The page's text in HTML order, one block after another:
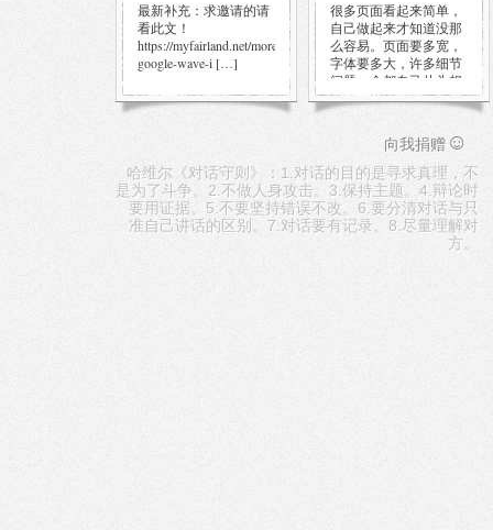
最新补充：求邀请的请
看此文！
https://myfairland.net/more-
google-wave-i […]
很多页面看起来简单，
自己做起来才知道没那
么容易。页面要多宽，
字体要多大，许多细节
问题，全都自己从头想
也是蛮头痛 […]
向我捐赠 ☺
哈维尔《对话守则》：1.对话的目的是寻求真理，不
是为了斗争。2.不做人身攻击。3.保持主题。4.辩论时
要用证据。5.不要坚持错误不改。6.要分清对话与只
准自己讲话的区别。7.对话要有记录。8.尽量理解对
方。